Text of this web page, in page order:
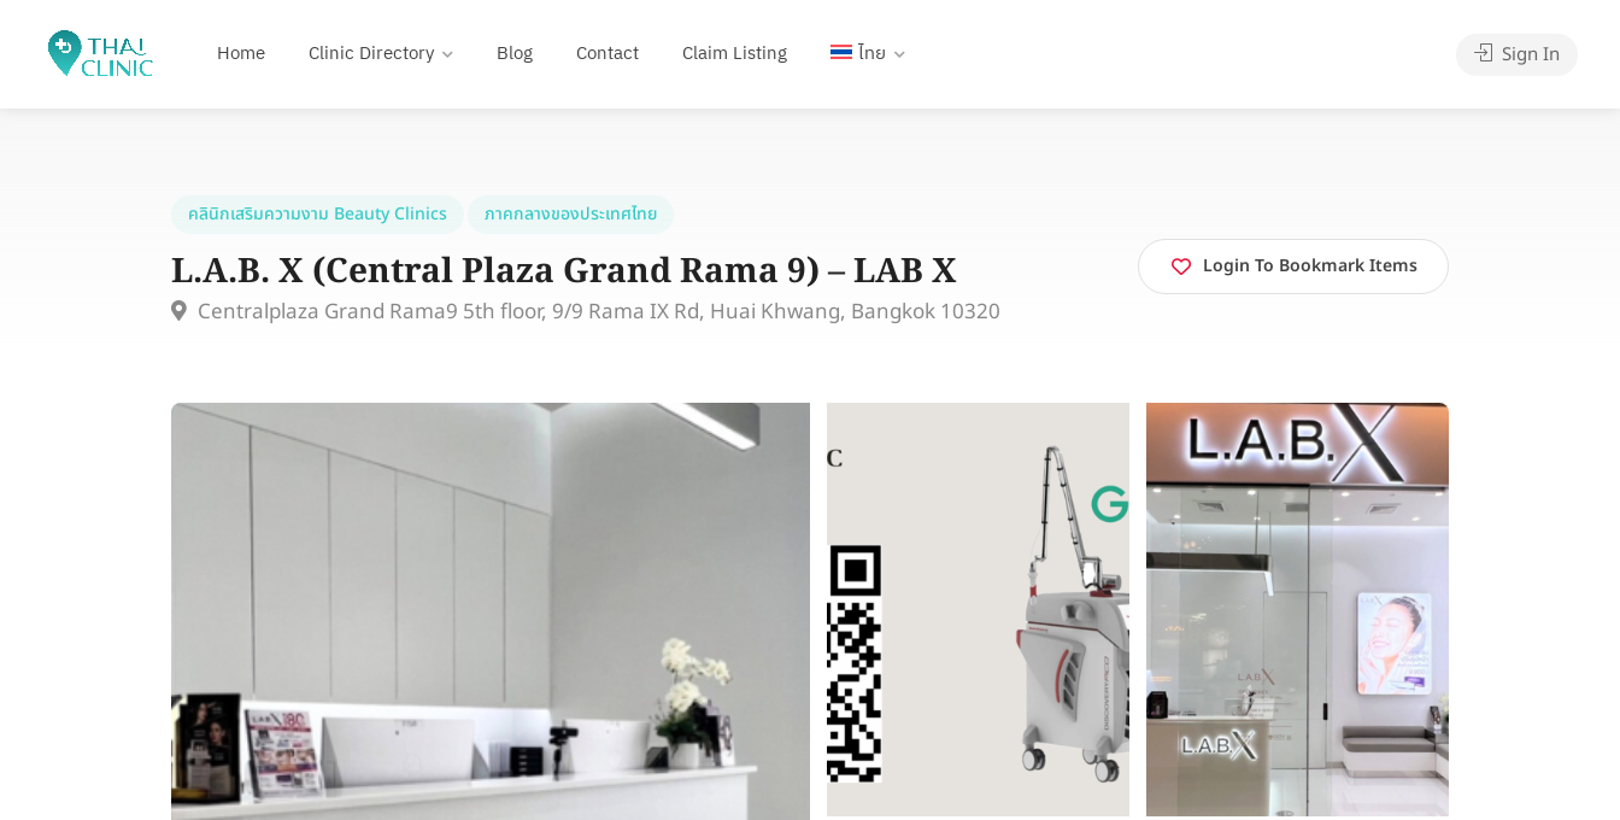
Home Clinic Directory Blog Contact Claim Listing ไทย Sign In
คลินิกเสริมความงาม Beauty Clinics ภาคกลางของประเทศไทย
L.A.B. X (Central Plaza Grand Rama 9) – LAB X
Centralplaza Grand Rama9 5th floor, 9/9 Rama IX Rd, Huai Khwang, Bangkok 10320
Login To Bookmark Items